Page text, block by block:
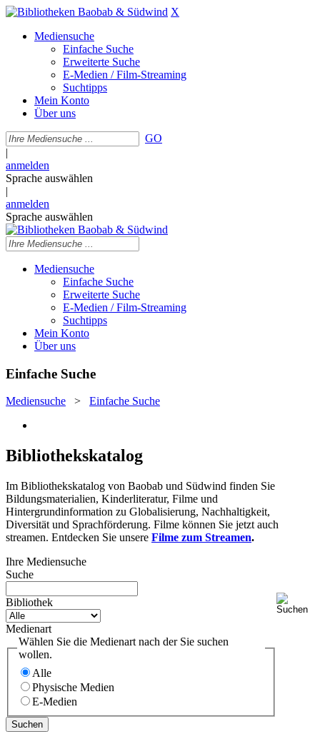
X
Mediensuche
Einfache Suche
Erweiterte Suche
E-Medien / Film-Streaming
Suchtipps
Mein Konto
Über uns
GO
|
anmelden
Sprache auswählen
|
anmelden
Sprache auswählen
Mediensuche
Einfache Suche
Erweiterte Suche
E-Medien / Film-Streaming
Suchtipps
Mein Konto
Über uns
Einfache Suche
Mediensuche > Einfache Suche
Bibliothekskatalog
Im Bibliothekskatalog von Baobab und Südwind finden Sie
Bildungsmaterialien, Kinderliteratur, Filme und
Hintergrundinformation zu Globalisierung, Nachhaltigkeit,
Diversität und Sprachförderung. Filme können Sie jetzt auch
streamen. Entdecken Sie unsere Filme zum Streamen.
Ihre Mediensuche
Suche
Bibliothek
Medienart
Wählen Sie die Medienart nach der Sie suchen
wollen.
Alle
Physische Medien
E-Medien